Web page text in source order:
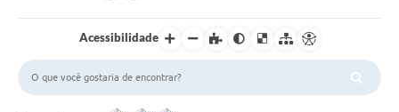
Acessibilidade